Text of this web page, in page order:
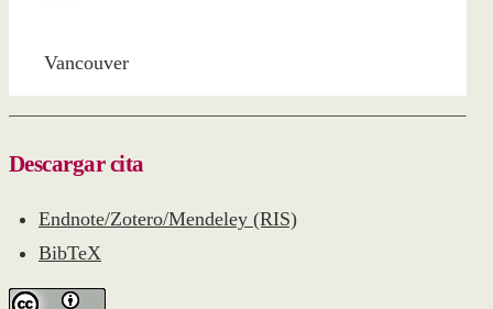
Vancouver
Descargar cita
Endnote/Zotero/Mendeley (RIS)
BibTeX